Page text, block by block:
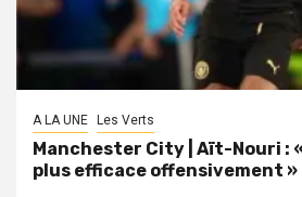
A LA UNE Les Verts
Manchester City | Aït-Nouri :
plus efficace offensivement »